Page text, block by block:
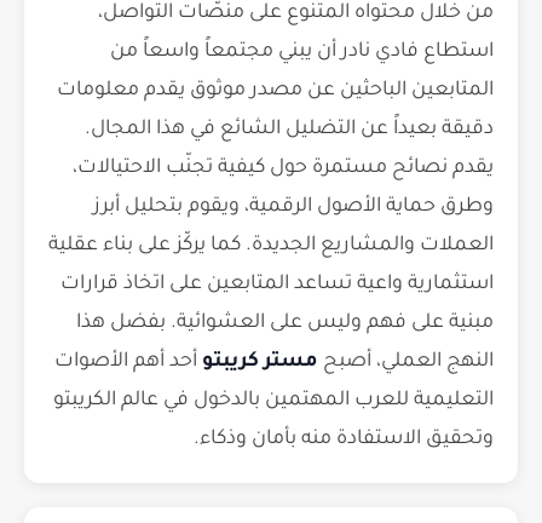
من خلال محتواه المتنوع على منصّات التواصل،
استطاع فادي نادر أن يبني مجتمعاً واسعاً من
المتابعين الباحثين عن مصدر موثوق يقدم معلومات
دقيقة بعيداً عن التضليل الشائع في هذا المجال.
يقدم نصائح مستمرة حول كيفية تجنّب الاحتيالات،
وطرق حماية الأصول الرقمية، ويقوم بتحليل أبرز
العملات والمشاريع الجديدة. كما يركّز على بناء عقلية
استثمارية واعية تساعد المتابعين على اتخاذ قرارات
مبنية على فهم وليس على العشوائية. بفضل هذا
النهج العملي، أصبح مستر كريبتو أحد أهم الأصوات
التعليمية للعرب المهتمين بالدخول في عالم الكريبتو
وتحقيق الاستفادة منه بأمان وذكاء.